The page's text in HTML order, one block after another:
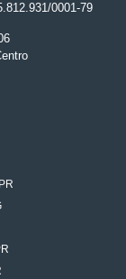
0001-79